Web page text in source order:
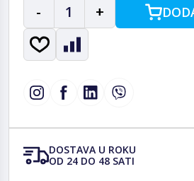
- 1 +
DOSTAVA U ROKU
OD 24 DO 48 SATI